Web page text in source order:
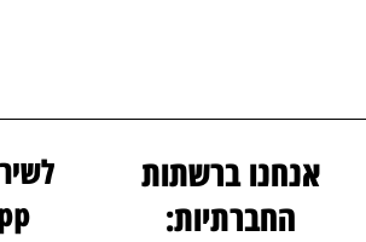
אנחנו ברשתות
החברתיות: